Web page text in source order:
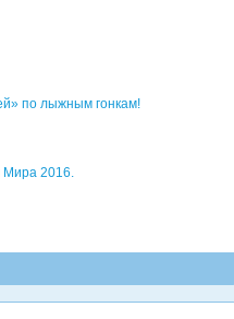
по лыжным гонкам!
Мира 2016.